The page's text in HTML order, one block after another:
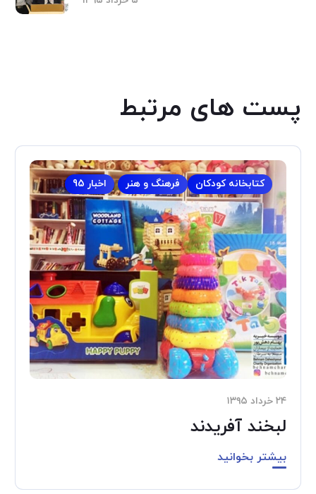
پست های مرتبط
اخبار 95 فرهنگ و هنر کتابخانه کودکان
۲۴ خرداد ۱۳۹۵
لبخند آفریدند
بیشتر بخوانید